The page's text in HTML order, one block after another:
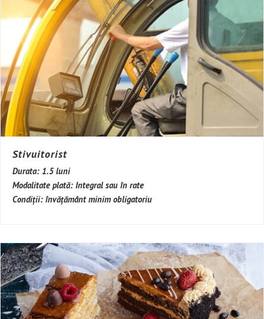
Stivuitorist
Durata: 1.5 luni
Modalitate plată: Integral sau în rate
Condiții: învățământ minim obligatoriu